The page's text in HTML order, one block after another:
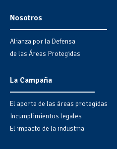
Nosotros
Alianza por la Defensa
de las Áreas Protegidas
La Campaña
El aporte de las áreas protegidas
Incumplimientos legales
El impacto de la industria